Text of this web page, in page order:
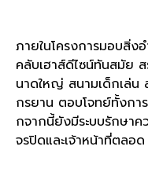
ภายในโครงการมอบสิ่ง
คลับเฮาส์ดีไซน์ทันสมัย
นาดใหญ่ สนามเด็กเล่น
กรยาน ตอบโจทย์ทั้งก
กจากนี้ยังมีระบบรักษา
จรปิดและเจ้าหน้าที่ตลอ